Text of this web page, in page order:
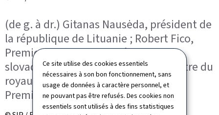
Ce site utilise des cookies essentiels
nécessaires à son bon fonctionnement, sans
usage de données à caractère personnel, et
ne pouvant pas être refusés. Des cookies non
essentiels sont utilisés à des fins statistiques
(de g. à dr.) Gitanas Nausėda, président de
la république de Lituanie ; Robert Fico,
Premier ministre de la République
slovaque ; Rob Jetten, Premier ministre du
royaume des Pays-Bas ; Luc Frieden,
Premier ministre